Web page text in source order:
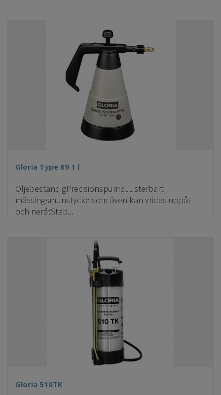
Gloria Type 89 1 l
OljebeständigPrecisionspumpJusterbart
mässingsmunstycke som även kan vridas uppåt
och neråtStab...
Gloria 510TK